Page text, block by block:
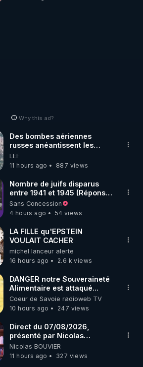
Why this ad?
Des bombes aériennes
russes anéantissent les
centres de contrôle de
drones de 3 brigades
ukrainienne
LEF
11 hours ago
887 views
Nombre de juifs disparus
entre 1941 et 1945 (Réponse
à mes accusateurs)
Sans Concession
4 hours ago
54 views
LA FILLE qu'EPSTEIN
VOULAIT CACHER
michel lanceur alerte
16 hours ago
2.6 k views
DANGER notre Souveraineté
Alimentaire est attaqué...
Coeur de Savoie radioweb TV
10 hours ago
247 views
Direct du 07/08/2026,
présenté par Nicolas
BOUVIER
Nicolas BOUVIER
11 hours ago
327 views